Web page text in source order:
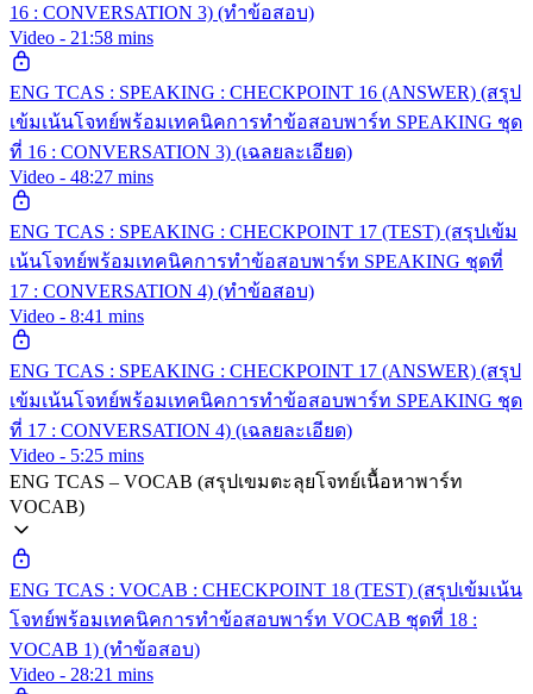
16 : CONVERSATION 3) (ทำข้อสอบ)
Video - 21:58 mins
ENG TCAS : SPEAKING : CHECKPOINT 16 (ANSWER) (สรุป
เข้มเน้นโจทย์พร้อมเทคนิคการทำข้อสอบพาร์ท SPEAKING ชุด
ที่ 16 : CONVERSATION 3) (เฉลยละเอียด)
Video - 48:27 mins
ENG TCAS : SPEAKING : CHECKPOINT 17 (TEST) (สรุปเข้ม
เน้นโจทย์พร้อมเทคนิคการทำข้อสอบพาร์ท SPEAKING ชุดที่
17 : CONVERSATION 4) (ทำข้อสอบ)
Video - 8:41 mins
ENG TCAS : SPEAKING : CHECKPOINT 17 (ANSWER) (สรุป
เข้มเน้นโจทย์พร้อมเทคนิคการทำข้อสอบพาร์ท SPEAKING ชุด
ที่ 17 : CONVERSATION 4) (เฉลยละเอียด)
Video - 5:25 mins
ENG TCAS – VOCAB (สรุปเขมตะลุยโจทย์เนื้อหาพาร์ท
VOCAB)
ENG TCAS : VOCAB : CHECKPOINT 18 (TEST) (สรุปเข้มเน้น
โจทย์พร้อมเทคนิคการทำข้อสอบพาร์ท VOCAB ชุดที่ 18 :
VOCAB 1) (ทำข้อสอบ)
Video - 28:21 mins